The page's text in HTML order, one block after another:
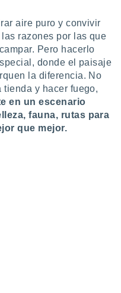
aire puro y convivir
razones por las que
Pero hacerlo
donde el paisaje
la diferencia. No
tienda y hacer fuego,
en un escenario
fauna, rutas para
que mejor.